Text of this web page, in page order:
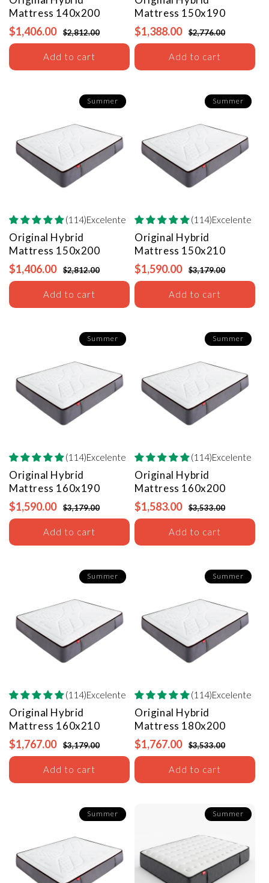
Mattress 140x200
$1,406.00 $2,812.00
Add to cart
Mattress 150x190
$1,388.00 $2,776.00
Add to cart
Summer
(114)Excelente
Original Hybrid
Mattress 150x200
$1,406.00 $2,812.00
Add to cart
Summer
(114)Excelente
Original Hybrid
Mattress 150x210
$1,590.00 $3,179.00
Add to cart
Summer
(114)Excelente
Original Hybrid
Mattress 160x190
$1,590.00 $3,179.00
Add to cart
Summer
(114)Excelente
Original Hybrid
Mattress 160x200
$1,583.00 $3,533.00
Add to cart
Summer
(114)Excelente
Original Hybrid
Mattress 160x210
$1,767.00 $3,179.00
Add to cart
Summer
(114)Excelente
Original Hybrid
Mattress 180x200
$1,767.00 $3,533.00
Add to cart
Summer Summer